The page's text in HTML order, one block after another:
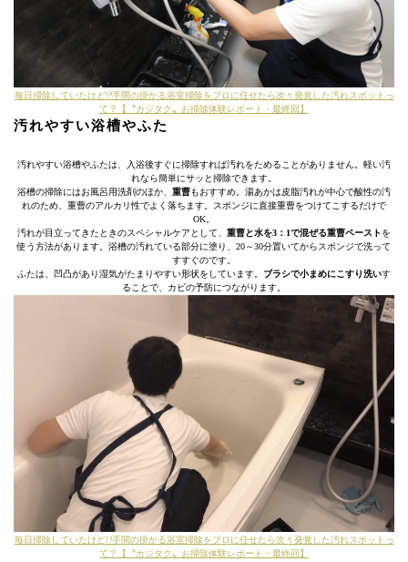
毎日掃除していたけど!?手間の掛かる浴室掃除をプロに任せたら次々発覚した汚れスポットっ
て？【〝カジタク〟お掃除体験レポート・最終回】
汚れやすい浴槽やふた
汚れやすい浴槽やふたは、入浴後すぐに掃除すれば汚れをためることがありません。軽い汚
れなら簡単にサッと掃除できます。
浴槽の掃除にはお風呂用洗剤のほか、 重曹もおすすめ。湯あかは皮脂汚れが中心で酸性の汚
れのため、重曹のアルカリ性でよく落ちます。スポンジに直接重曹をつけてこするだけで
OK。
汚れが目立ってきたときのスペシャルケアとして、 重曹と水を3：1で混ぜる重曹ペースト を
使う方法があります。浴槽の汚れている部分に塗り、20～30分置いてからスポンジで洗って
すすぐのです。
ふたは、凹凸があり湿気がたまりやすい形状をしています。 ブラシで小まめにこすり洗いす
ることで、カビの予防につながります。
毎日掃除していたけど!?手間の掛かる浴室掃除をプロに任せたら次々発覚した汚れスポットっ
て？【〝カジタク〟お掃除体験レポート・最終回】